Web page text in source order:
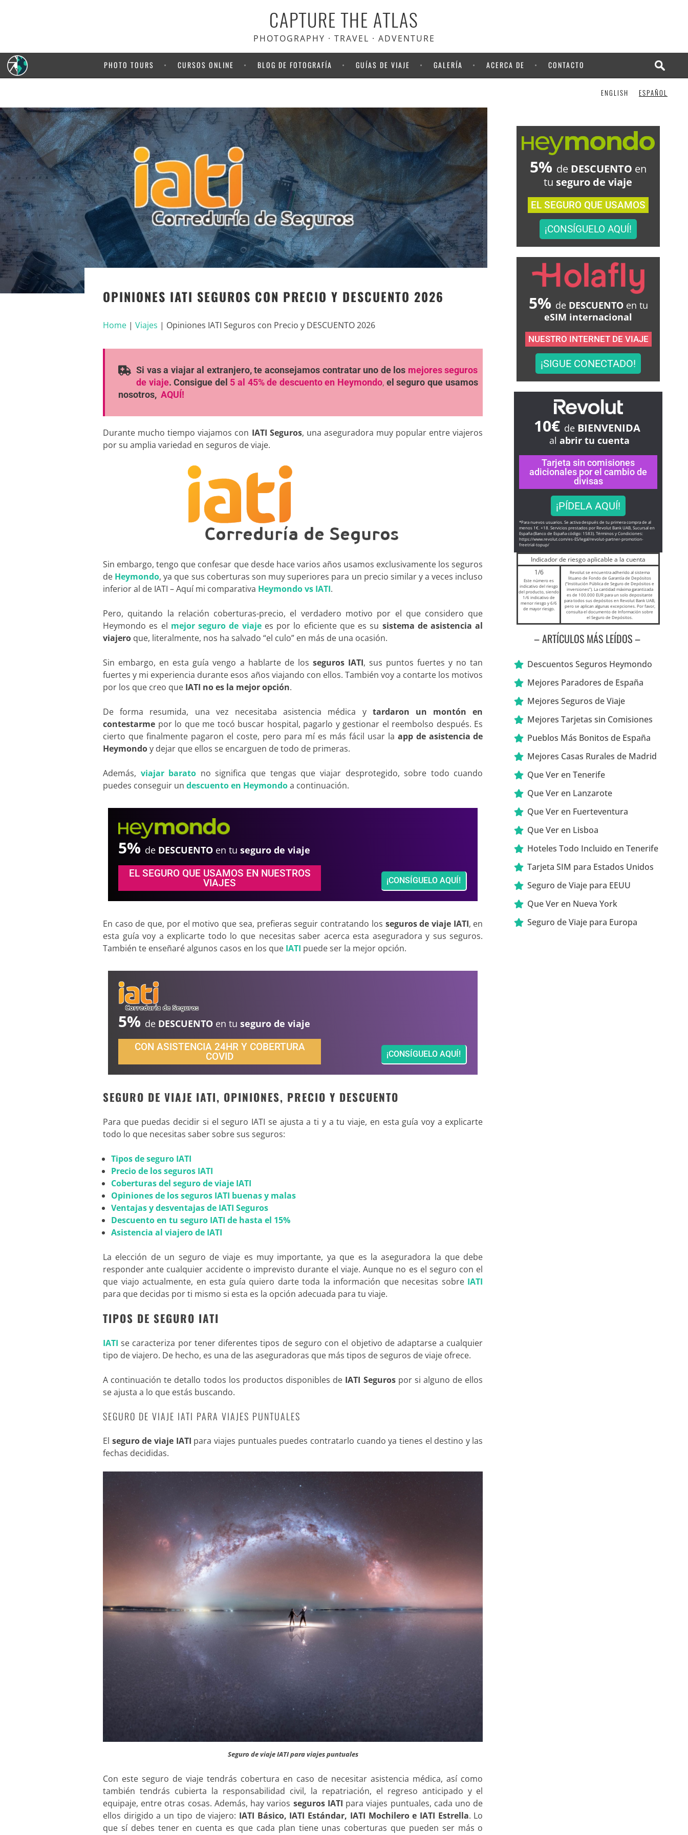
CAPTURE THE ATLAS
PHOTOGRAPHY · TRAVEL · ADVENTURE
PHOTO TOURS CURSOS ONLINE BLOG DE FOTOGRAFÍA GUÍAS DE VIAJE GALERÍA ACERCA DE CONTACTO
ENGLISH ESPAÑOL
OPINIONES IATI SEGUROS CON PRECIO Y DESCUENTO 2026
Home | Viajes | Opiniones IATI Seguros con Precio y DESCUENTO 2026
Si vas a viajar al extranjero, te aconsejamos contratar uno de los mejores seguros
de viaje. Consigue del 5 al 45% de descuento en Heymondo, el seguro que usamos
nosotros, AQUÍ!
Durante mucho tiempo viajamos con IATI Seguros, una aseguradora muy popular entre viajeros
por su amplia variedad en seguros de viaje.
Sin embargo, tengo que confesar que desde hace varios años usamos exclusivamente los seguros
de Heymondo, ya que sus coberturas son muy superiores para un precio similar y a veces incluso
inferior al de IATI – Aquí mi comparativa Heymondo vs IATI.
Pero, quitando la relación coberturas-precio, el verdadero motivo por el que considero que
Heymondo es el mejor seguro de viajees por lo eficiente que es su sistema de asistencia al
viajero que, literalmente, nos ha salvado “el culo” en más de una ocasión.
Sin embargo, en esta guía vengo a hablarte de los seguros IATI, sus puntos fuertes y no tan
fuertes y mi experiencia durante esos años viajando con ellos. También voy a contarte los motivos
por los que creo que IATI no es la mejor opción.
De forma resumida, una vez necesitaba asistencia médica y tardaron un montón en
contestarme por lo que me tocó buscar hospital, pagarlo y gestionar el reembolso después. Es
cierto que finalmente pagaron el coste, pero para mí es más fácil usar la app de asistencia de
Heymondoy dejar que ellos se encarguen de todo de primeras.
Además, viajar barato no significa que tengas que viajar desprotegido, sobre todo cuando
puedes conseguir un descuento en Heymondoa continuación.
5% de DESCUENTO en tu seguro de viaje
EL SEGURO QUE USAMOS EN NUESTROS
VIAJES
¡CONSÍGUELO AQUÍ!
En caso de que, por el motivo que sea, prefieras seguir contratando los seguros de viaje IATI, en
esta guía voy a explicarte todo lo que necesitas saber acerca esta aseguradora y sus seguros.
También te enseñaré algunos casos en los que IATI puede ser la mejor opción.
5% de DESCUENTO en tu seguro de viaje
CON ASISTENCIA 24HR Y COBERTURA
COVID
¡CONSÍGUELO AQUÍ!
SEGURO DE VIAJE IATI, OPINIONES, PRECIO Y DESCUENTO
Para que puedas decidir si el seguro IATI se ajusta a ti y a tu viaje, en esta guía voy a explicarte
todo lo que necesitas saber sobre sus seguros:
Tipos de seguro IATI
Precio de los seguros IATI
Coberturas del seguro de viaje IATI
Opiniones de los seguros IATI buenas y malas
Ventajas y desventajas de IATI Seguros
Descuento en tu seguro IATI de hasta el 15%
Asistencia al viajero de IATI
La elección de un seguro de viaje es muy importante, ya que es la aseguradora la que debe
responder ante cualquier accidente o imprevisto durante el viaje. Aunque no es el seguro con el
que viajo actualmente, en esta guía quiero darte toda la información que necesitas sobre IATI
para que decidas por ti mismo si esta es la opción adecuada para tu viaje.
TIPOS DE SEGURO IATI
IATI se caracteriza por tener diferentes tipos de seguro con el objetivo de adaptarse a cualquier
tipo de viajero. De hecho, es una de las aseguradoras que más tipos de seguros de viaje ofrece.
A continuación te detallo todos los productos disponibles de IATI Segurospor si alguno de ellos
se ajusta a lo que estás buscando.
SEGURO DE VIAJE IATI PARA VIAJES PUNTUALES
El seguro de viaje IATI para viajes puntuales puedes contratarlo cuando ya tienes el destino y las
fechas decididas.
Seguro de viaje IATI para viajes puntuales
Con este seguro de viaje tendrás cobertura en caso de necesitar asistencia médica, así como
también tendrás cubierta la responsabilidad civil, la repatriación, el regreso anticipado y el
equipaje, entre otras cosas. Además, hay varios seguros IATI para viajes puntuales, cada uno de
ellos dirigido a un tipo de viajero: IATI Básico, IATI Estándar, IATI Mochilero e IATI Estrella. Lo
que sí debes tener en cuenta es que cada plan tiene unas coberturas que pueden ser más o
5% deDESCUENTO en
tu seguro de viaje
EL SEGURO QUE USAMOS
¡CONSÍGUELO AQUÍ!
5% de DESCUENTO en tu
eSIM internacional
NUESTRO INTERNET DE VIAJE
¡SIGUE CONECTADO!
10€ de BIENVENIDA
al abrir tu cuenta
Tarjeta sin comisiones
adicionales por el cambio de
divisas
¡PÍDELA AQUÍ!
*Para nuevos usuarios. Se activa después de tu primera compra de al
menos 1€. +18. Servicios prestados por Revolut Bank UAB, Sucursal en
España (Banco de España código: 1583). Términos y Condiciones:
https://www.revolut.com/es-ES/legal/revolut-partner-promotion-
freetrial-topup/
Indicador de riesgo aplicable a la cuenta
1/6
Este número es
indicativo del riesgo
del producto, siendo
1/6 indicativo de
menor riesgo y 6/6
de mayor riesgo.
Revolut se encuentra adherido al sistema
lituano de Fondo de Garantía de Depósitos
(“Institución Pública de Seguro de Depósitos e
inversiones”). La cantidad máxima garantizada
es de 100.000 EUR para un solo depositante
para todos sus depósitos en Revolut Bank UAB,
pero se aplican algunas excepciones. Por favor,
consulta el documento de Información sobre
el Seguro de Depósitos.
– ARTÍCULOS MÁS LEÍDOS –
Descuentos Seguros Heymondo
Mejores Paradores de España
Mejores Seguros de Viaje
Mejores Tarjetas sin Comisiones
Pueblos Más Bonitos de España
Mejores Casas Rurales de Madrid
Que Ver en Tenerife
Que Ver en Lanzarote
Que Ver en Fuerteventura
Que Ver en Lisboa
Hoteles Todo Incluido en Tenerife
Tarjeta SIM para Estados Unidos
Seguro de Viaje para EEUU
Que Ver en Nueva York
Seguro de Viaje para Europa
5% de descuento en Heymondo, el seguro
de viaje que usamos nosotros